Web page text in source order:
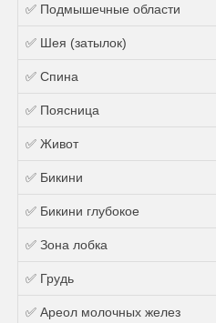
✅ Подмышечные области
✅ Шея (затылок)
✅ Спина
✅ Поясница
✅ Живот
✅ Бикини
✅ Бикини глубокое
✅ Зона лобка
✅ Грудь
✅ Ареол молочных желез